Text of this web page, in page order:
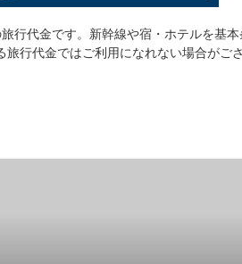
代金です。新幹線や宿・ホテルを基
行代金ではご利用になれない場合がご